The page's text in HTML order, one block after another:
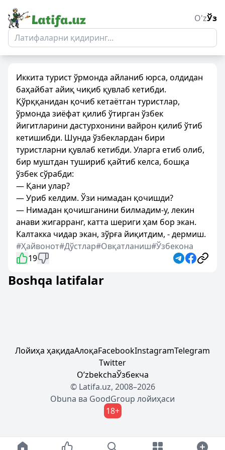
O'zЎз
Иккита турист ўрмонда айланиб юрса, олдидан
баҳайбат айиқ чиқиб қувлаб кетибди.
Қўрққанидан қочиб кетаётган туристлар,
ўрмонда зиёфат қилиб ўтирган ўзбек
йигитларини дастурхонини вайрон қилиб ўтиб
кетишибди. Шунда ўзбеклардан бири
туристларни қувлаб кетибди. Уларга етиб олиб,
бир муштдан тушириб қайтиб келса, бошқа
ўзбек сўрабди:
— Қани улар?
— Уриб келдим. Ўзи нимадан қочишди?
— Нимадан қочишганини билмадим-у, лекин
анави жигарранг, катта шериги ҳам бор экан.
Калтакка чидар экан, зўрға йиқитдим, - дермиш.
#Ҳайвонот#Дўстлар#Овқатланиш#Ўзбекона
19
Boshqa latifalar
Лойиҳа ҳақидаАлоқаFacebookInstagramTelegram
Twitter
OʼzbekchaЎзбекча
© Latifa.uz, 2008–2026
Obuna ва GoodGroup лойиҳаси
18+